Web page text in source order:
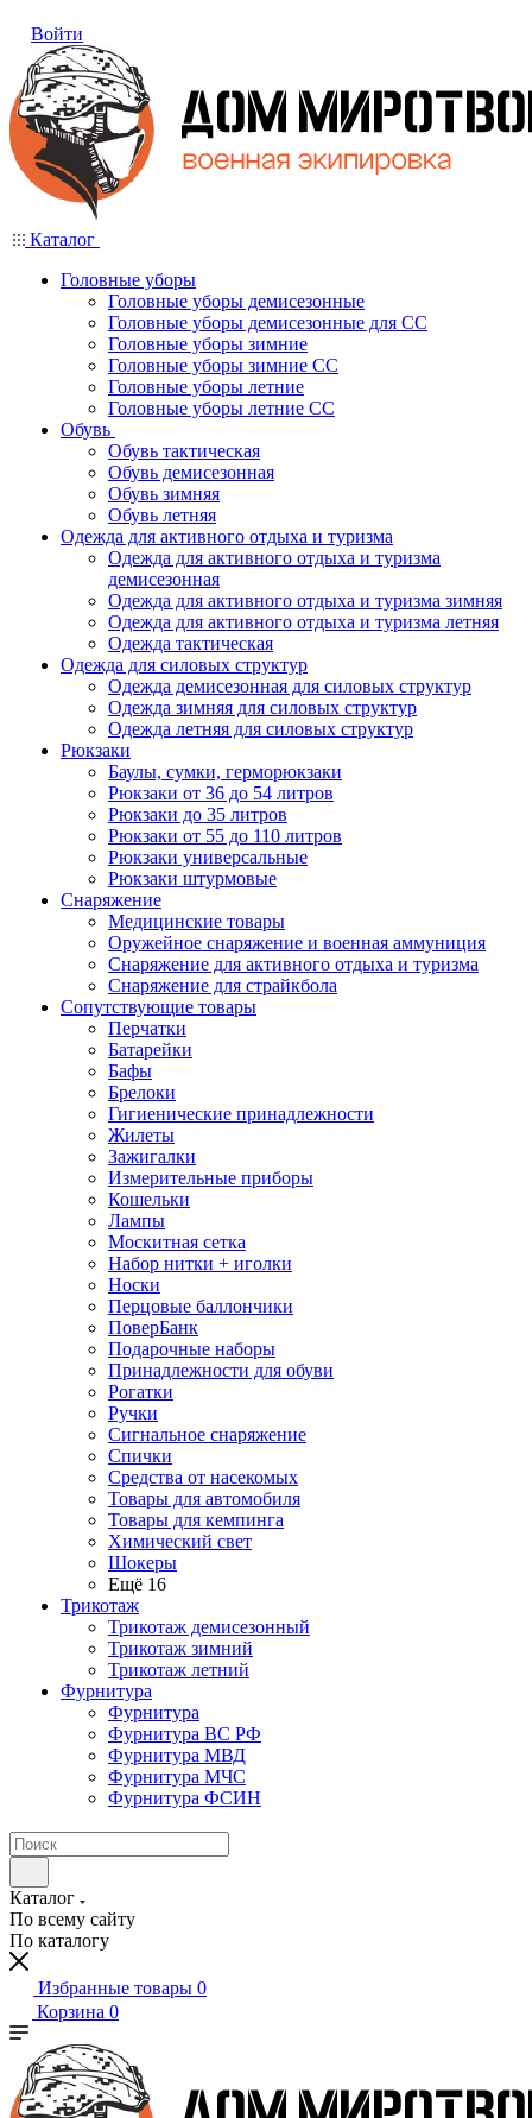
Войти
Каталог
Головные уборы
Головные уборы демисезонные
Головные уборы демисезонные для СС
Головные уборы зимние
Головные уборы зимние СС
Головные уборы летние
Головные уборы летние СС
Обувь
Обувь тактическая
Обувь демисезонная
Обувь зимняя
Обувь летняя
Одежда для активного отдыха и туризма
Одежда для активного отдыха и туризма
демисезонная
Одежда для активного отдыха и туризма зимняя
Одежда для активного отдыха и туризма летняя
Одежда тактическая
Одежда для силовых структур
Одежда демисезонная для силовых структур
Одежда зимняя для силовых структур
Одежда летняя для силовых структур
Рюкзаки
Баулы, сумки, герморюкзаки
Рюкзаки от 36 до 54 литров
Рюкзаки до 35 литров
Рюкзаки от 55 до 110 литров
Рюкзаки универсальные
Рюкзаки штурмовые
Снаряжение
Медицинские товары
Оружейное снаряжение и военная аммуниция
Снаряжение для активного отдыха и туризма
Снаряжение для страйкбола
Сопутствующие товары
Перчатки
Батарейки
Бафы
Брелоки
Гигиенические принадлежности
Жилеты
Зажигалки
Измерительные приборы
Кошельки
Лампы
Москитная сетка
Набор нитки + иголки
Носки
Перцовые баллончики
ПоверБанк
Подарочные наборы
Принадлежности для обуви
Рогатки
Ручки
Сигнальное снаряжение
Спички
Средства от насекомых
Товары для автомобиля
Товары для кемпинга
Химический свет
Шокеры
Ещё 16
Трикотаж
Трикотаж демисезонный
Трикотаж зимний
Трикотаж летний
Фурнитура
Фурнитура
Фурнитура ВС РФ
Фурнитура МВД
Фурнитура МЧС
Фурнитура ФСИН
Каталог
По всему сайту
По каталогу
Избранные товары 0
Корзина 0